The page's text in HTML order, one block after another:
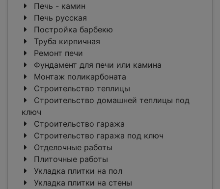
Печь - камин
Печь русская
Постройка барбекю
Труба кирпичная
Ремонт печи
Фундамент для печи или камина
Монтаж поликарбоната
Строительство теплицы
Строительство домашней теплицы под
ключ
Строительство гаража
Строительство гаража под ключ
Отделочные работы
Плиточные работы
Укладка плитки на пол
Укладка плитки на стены